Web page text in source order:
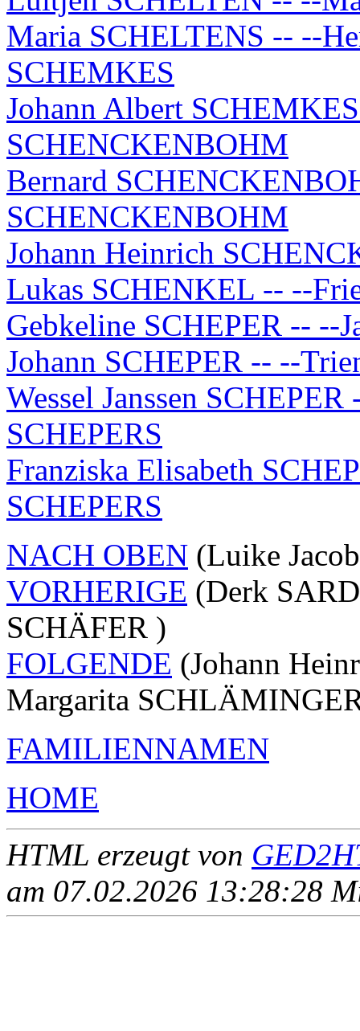
Maria SCHELTENS -- --
SCHEMKES
Johann Albert
SCHENCKENBOHM
Bernard
SCHENCKENBOHM
Johann Heinrich
Lukas SCHENKEL -- --
Gebkeline SCHEPER -- --
Johann SCHEPER -- --
Wessel Janssen
SCHEPERS
Franziska Elisabeth
SCHEPERS
NACH OBEN (Luike
VORHERIGE (Derk
SCHÄFER )
FOLGENDE (Johann
Margarita
FAMILIENNAMEN
HOME
HTML erzeugt von
am 07.02.2026 13:28:28